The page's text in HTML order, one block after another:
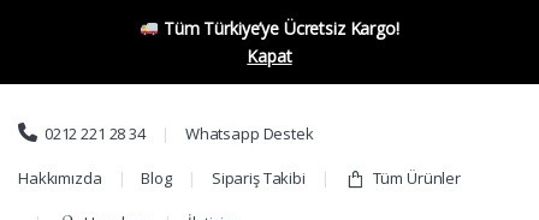
Tüm Türkiye’ye Ücretsiz Kargo!
Kapat
Skip to navigation
Skip to content
0212 221 28 34 Whatsapp Destek
Hakkımızda Blog Sipariş Takibi Tüm Ürünler